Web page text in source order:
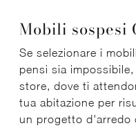
Mobili sospesi
Se selezionare i
pensi sia
store, dove ti
tua abitazione per
un progetto d'arredo